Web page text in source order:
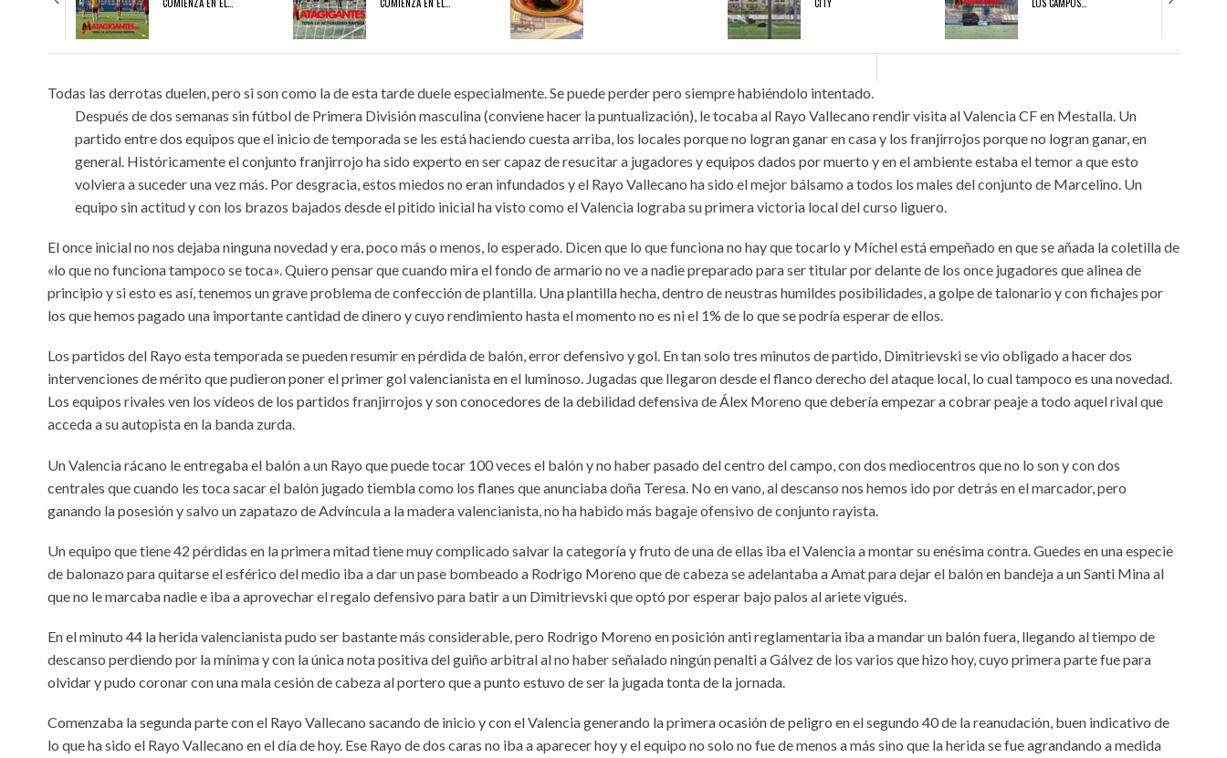
EL JUVENIL A 26/27 COMIENZA EN EL EXILIO EL RAYO B 2026/27 COMIENZA EN EL EXILIO ¡QUE OS DEN MORCILLA! AVANZAN LAS OBRAS EN LA CITY
EN MARCHA EL CAMBIO DE LOS CAMPOS DE LA
CITY
Todas las derrotas duelen, pero si son como la de esta tarde duele especialmente. Se puede perder pero siempre habiéndolo intentado.
Después de dos semanas sin fútbol de Primera División masculina (conviene hacer la puntualización), le tocaba al Rayo Vallecano rendir visita al Valencia CF en Mestalla. Un
partido entre dos equipos que el inicio de temporada se les está haciendo cuesta arriba, los locales porque no logran ganar en casa y los franjirrojos porque no logran ganar, en
general. Históricamente el conjunto franjirrojo ha sido experto en ser capaz de resucitar a jugadores y equipos dados por muerto y en el ambiente estaba el temor a que esto
volviera a suceder una vez más. Por desgracia, estos miedos no eran infundados y el Rayo Vallecano ha sido el mejor bálsamo a todos los males del conjunto de Marcelino. Un
equipo sin actitud y con los brazos bajados desde el pitido inicial ha visto como el Valencia lograba su primera victoria local del curso liguero.
El once inicial no nos dejaba ninguna novedad y era, poco más o menos, lo esperado. Dicen que lo que funciona no hay que tocarlo y Míchel está empeñado en que se añada la coletilla de
«lo que no funciona tampoco se toca». Quiero pensar que cuando mira el fondo de armario no ve a nadie preparado para ser titular por delante de los once jugadores que alinea de
principio y si esto es así, tenemos un grave problema de confección de plantilla. Una plantilla hecha, dentro de neustras humildes posibilidades, a golpe de talonario y con fichajes por
los que hemos pagado una importante cantidad de dinero y cuyo rendimiento hasta el momento no es ni el 1% de lo que se podría esperar de ellos.
Los partidos del Rayo esta temporada se pueden resumir en pérdida de balón, error defensivo y gol. En tan solo tres minutos de partido, Dimitrievski se vio obligado a hacer dos
intervenciones de mérito que pudieron poner el primer gol valencianista en el luminoso. Jugadas que llegaron desde el flanco derecho del ataque local, lo cual tampoco es una novedad.
Los equipos rivales ven los vídeos de los partidos franjirrojos y son conocedores de la debilidad defensiva de Álex Moreno que debería empezar a cobrar peaje a todo aquel rival que
acceda a su autopista en la banda zurda.
Un Valencia rácano le entregaba el balón a un Rayo que puede tocar 100 veces el balón y no haber pasado del centro del campo, con dos mediocentros que no lo son y con dos
centrales que cuando les toca sacar el balón jugado tiembla como los flanes que anunciaba doña Teresa. No en vano, al descanso nos hemos ido por detrás en el marcador, pero
ganando la posesión y salvo un zapatazo de Advíncula a la madera valencianista, no ha habido más bagaje ofensivo de conjunto rayista.
Un equipo que tiene 42 pérdidas en la primera mitad tiene muy complicado salvar la categoría y fruto de una de ellas iba el Valencia a montar su enésima contra. Guedes en una especie
de balonazo para quitarse el esférico del medio iba a dar un pase bombeado a Rodrigo Moreno que de cabeza se adelantaba a Amat para dejar el balón en bandeja a un Santi Mina al
que no le marcaba nadie e iba a aprovechar el regalo defensivo para batir a un Dimitrievski que optó por esperar bajo palos al ariete vigués.
En el minuto 44 la herida valencianista pudo ser bastante más considerable, pero Rodrigo Moreno en posición anti reglamentaria iba a mandar un balón fuera, llegando al tiempo de
descanso perdiendo por la mínima y con la única nota positiva del guiño arbitral al no haber señalado ningún penalti a Gálvez de los varios que hizo hoy, cuyo primera parte fue para
olvidar y pudo coronar con una mala cesión de cabeza al portero que a punto estuvo de ser la jugada tonta de la jornada.
Comenzaba la segunda parte con el Rayo Vallecano sacando de inicio y con el Valencia generando la primera ocasión de peligro en el segundo 40 de la reanudación, buen indicativo de
lo que ha sido el Rayo Vallecano en el día de hoy. Ese Rayo de dos caras no iba a aparecer hoy y el equipo no solo no fue de menos a más sino que la herida se fue agrandando a medida